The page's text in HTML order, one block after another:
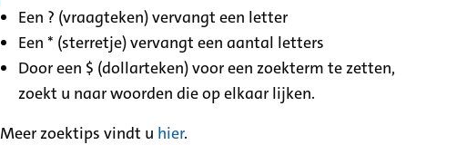
Een ? (vraagteken) vervangt een letter
Een * (sterretje) vervangt een aantal letters
Door een $ (dollarteken) voor een zoekterm te zetten,
zoekt u naar woorden die op elkaar lijken.
Meer zoektips vindt u hier.